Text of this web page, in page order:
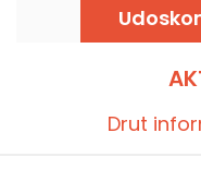
Drut